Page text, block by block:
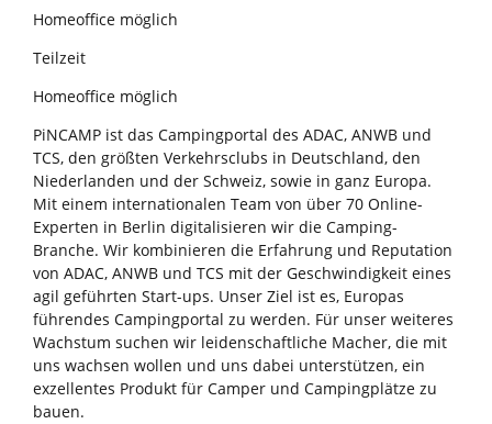
Homeoffice möglich
Teilzeit
Homeoffice möglich
PiNCAMP ist das Campingportal des ADAC, ANWB und
TCS, den größten Verkehrsclubs in Deutschland, den
Niederlanden und der Schweiz, sowie in ganz Europa.
Mit einem internationalen Team von über 70 Online-
Experten in Berlin digitalisieren wir die Camping-
Branche. Wir kombinieren die Erfahrung und Reputation
von ADAC, ANWB und TCS mit der Geschwindigkeit eines
agil geführten Start-ups. Unser Ziel ist es, Europas
führendes Campingportal zu werden. Für unser weiteres
Wachstum suchen wir leidenschaftliche Macher, die mit
uns wachsen wollen und uns dabei unterstützen, ein
exzellentes Produkt für Camper und Campingplätze zu
bauen.